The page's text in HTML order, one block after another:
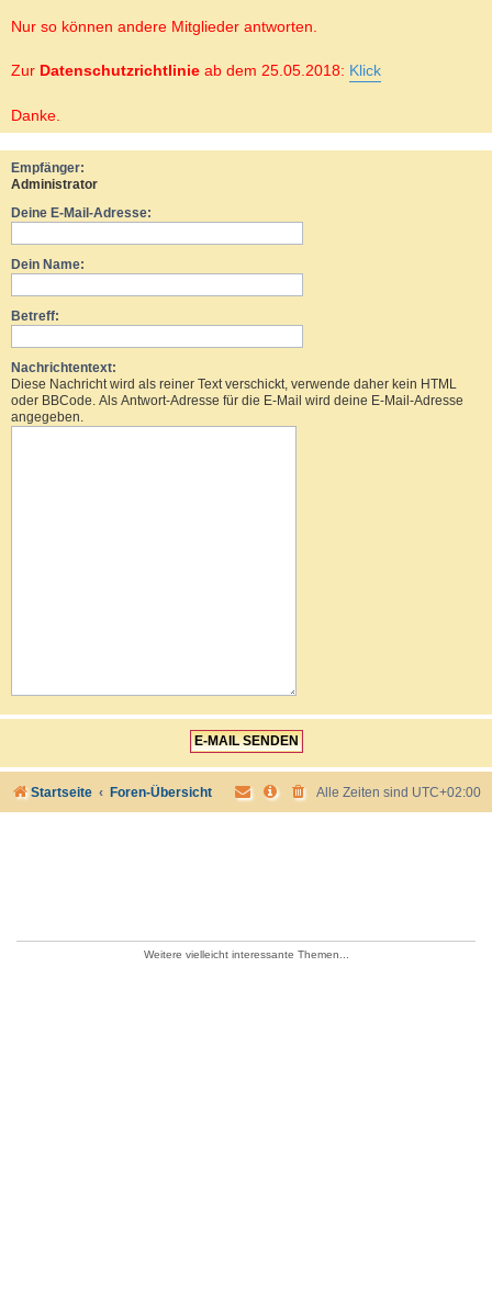
Nur so können andere Mitglieder antworten.
Zur Datenschutzrichtlinie ab dem 25.05.2018: Klick
Danke.
Empfänger:
Administrator
Deine E-Mail-Adresse:
Dein Name:
Betreff:
Nachrichtentext:
Diese Nachricht wird als reiner Text verschickt, verwende daher kein HTML
oder BBCode. Als Antwort-Adresse für die E-Mail wird deine E-Mail-Adresse
angegeben.
Startseite Foren-Übersicht Alle Zeiten sind UTC+02:00
Weitere vielleicht interessante Themen...